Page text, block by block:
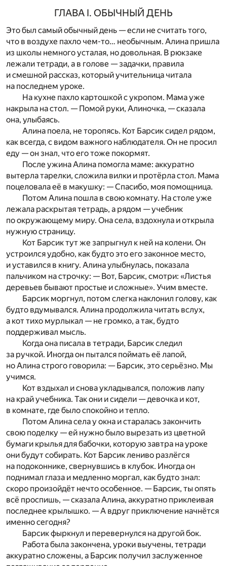
ГЛАВА I. ОБЫЧНЫЙ ДЕНЬ
Это был самый обычный день — если не считать того,
что в воздухе пахло чем-то… необычным. Алина пришла
из школы немного усталая, но довольная. В рюкзаке
лежали тетради, а в голове — задачки, правила
и смешной рассказ, который учительница читала
на последнем уроке.
На кухне пахло картошкой с укропом. Мама уже
накрыла на стол. — Помой руки, Алиночка, — сказала
она, улыбаясь.
Алина поела, не торопясь. Кот Барсик сидел рядом,
как всегда, с видом важного наблюдателя. Он не просил
еду — он знал, что его тоже покормят.
После ужина Алина помогла маме: аккуратно
вытерла тарелки, сложила вилки и протёрла стол. Мама
поцеловала её в макушку: — Спасибо, моя помощница.
Потом Алина пошла в свою комнату. На столе уже
лежала раскрытая тетрадь, а рядом — учебник
по окружающему миру. Она села, вздохнула и открыла
нужную страницу.
Кот Барсик тут же запрыгнул к ней на колени. Он
устроился удобно, как будто это его законное место,
и уставился в книгу. Алина улыбнулась, показала
пальчиком на строчку: — Вот, Барсик, смотри: «Листья
деревьев бывают простые и сложные». Учим вместе.
Барсик моргнул, потом слегка наклонил голову, как
будто вдумывался. Алина продолжила читать вслух,
а кот тихо мурлыкал — не громко, а так, будто
поддерживал мысль.
Когда она писала в тетради, Барсик следил
за ручкой. Иногда он пытался поймать её лапой,
но Алина строго говорила: — Барсик, это серьёзно. Мы
учимся.
Кот вздыхал и снова укладывался, положив лапу
на край учебника. Так они и сидели — девочка и кот,
в комнате, где было спокойно и тепло.
Потом Алина села у окна и старалась закончить
свою поделку — ей нужно было вырезать из цветной
бумаги крылья для бабочки, которую завтра на уроке
они будут собирать. Кот Барсик лениво разлёгся
на подоконнике, свернувшись в клубок. Иногда он
поднимал глаза и медленно моргал, как будто знал:
скоро произойдёт нечто особенное. — Барсик, ты опять
всё проспишь, — сказала Алина, аккуратно приклеивая
последнее крылышко. — А вдруг приключение начнётся
именно сегодня?
Барсик фыркнул и перевернулся на другой бок.
Работа была закончена, уроки выучены, тетради
аккуратно сложены, а Барсик получил заслуженное